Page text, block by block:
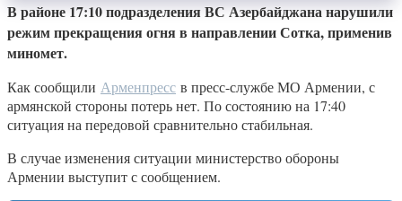
В районе 17:10 подразделения ВС Азербайджана нарушили
режим прекращения огня в направлении Сотка, применив
миномет.
Как сообщили Арменпресс в пресс-службе МО Армении, с
армянской стороны потерь нет. По состоянию на 17:40
ситуация на передовой сравнительно стабильная.
В случае изменения ситуации министерство обороны
Армении выступит с сообщением.